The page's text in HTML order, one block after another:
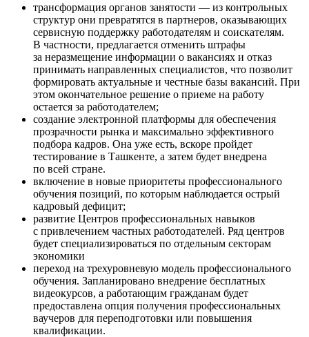
трансформация органов занятости — из контрольных
структур они превратятся в партнеров, оказывающих
сервисную поддержку работодателям и соискателям.
В частности, предлагается отменить штрафы
за неразмещение информации о вакансиях и отказ
принимать направленных специалистов, что позволит
формировать актуальные и честные базы вакансий. При
этом окончательное решение о приеме на работу
остается за работодателем;
создание электронной платформы для обеспечения
прозрачности рынка и максимально эффективного
подбора кадров. Она уже есть, вскоре пройдет
тестирование в Ташкенте, а затем будет внедрена
по всей стране.
включение в новые приоритеты профессионального
обучения позиций, по которым наблюдается острый
кадровый дефицит;
развитие Центров профессиональных навыков
с привлечением частных работодателей. Ряд центров
будет специализироваться по отдельным секторам
экономики
переход на трехуровневую модель профессионального
обучения. Запланировано внедрение бесплатных
видеокурсов, а работающим гражданам будет
предоставлена опция получения профессиональных
ваучеров для переподготовки или повышения
квалификации.